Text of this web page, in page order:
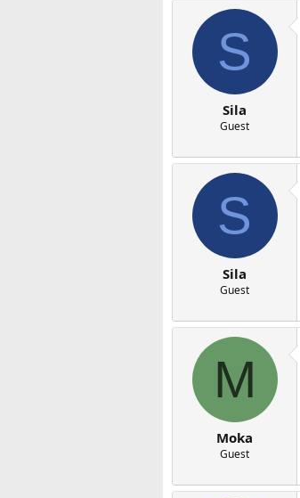
S
Sila
Guest
S
Sila
Guest
M
Moka
Guest